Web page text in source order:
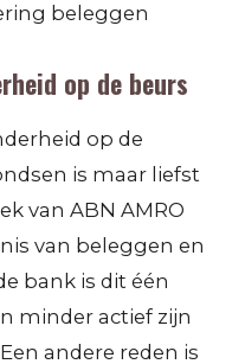
beleggen
op de beurs
op de
is maar liefst
van ABN AMRO
van beleggen en
bank is dit één
minder actief zijn
andere reden is